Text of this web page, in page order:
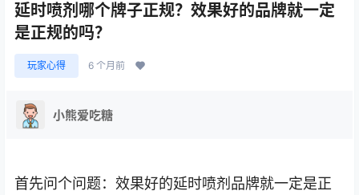
延时喷剂哪个牌子正规？效果好的品牌就一定
是正规的吗？
玩家心得 6 个月前
小熊爱吃糖
首先问个问题：效果好的延时喷剂品牌就一定是正